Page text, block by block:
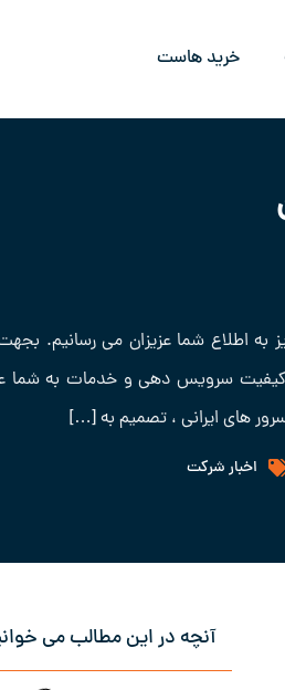
خرید هاست
به اطلاع شما عزیزان می رسانیم.
کیفیت سرویس دهی و خدمات به شما
های ایرانی ، تصمیم به […]
اخبار شرکت
آنچه در این مطالب می